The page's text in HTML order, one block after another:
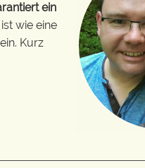
ein
wie eine
Kurz